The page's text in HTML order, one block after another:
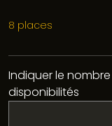
8 places
Indiquer le
disponibilités